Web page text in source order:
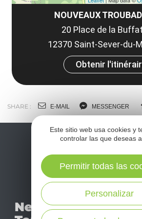
NOUVEAUX
20 Place de la
12370 Saint-Sever-du-
Obtenir
SHARE : E-MAIL MESSENGER
Newsletter
No se
mensual
Este sitio web usa cookies y
controlar las que deseas
Personalizar
Permitir todas las